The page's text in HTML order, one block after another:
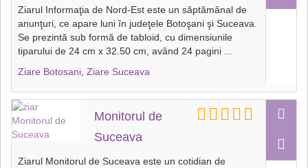
Ziarul Informaţia de Nord-Est este un săptămânal de
anunţuri, ce apare luni în judeţele Botoşani şi Suceava.
Se prezintă sub formă de tabloid, cu dimensiunile
tiparului de 24 cm x 32.50 cm, având 24 pagini
Ziare Botosani Ziare Suceava
Monitorul de
Suceava
Ziarul Monitorul de Suceava este un cotidian de